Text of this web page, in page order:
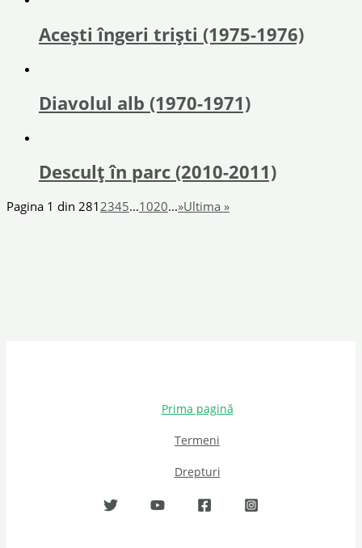
Acești îngeri triști (1975-1976)
Diavolul alb (1970-1971)
Desculț în parc (2010-2011)
Pagina 1 din 2812345...1020...»Ultima »
Prima pagină
Termeni
Drepturi